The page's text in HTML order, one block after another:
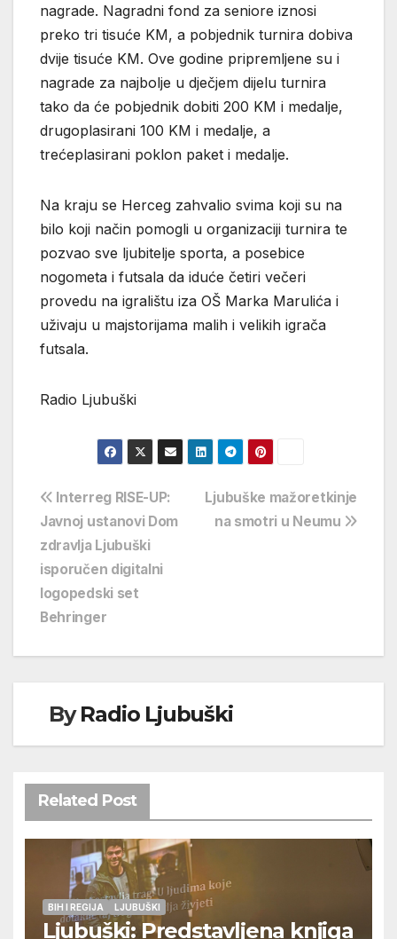
nagrade. Nagradni fond za seniore iznosi
preko tri tisuće KM, a pobjednik turnira dobiva
dvije tisuće KM. Ove godine pripremljene su i
nagrade za najbolje u dječjem dijelu turnira
tako da će pobjednik dobiti 200 KM i medalje,
drugoplasirani 100 KM i medalje, a
trećeplasirani poklon paket i medalje.
Na kraju se Herceg zahvalio svima koji su na
bilo koji način pomogli u organizaciji turnira te
pozvao sve ljubitelje sporta, a posebice
nogometa i futsala da iduće četiri večeri
provedu na igralištu iza OŠ Marka Marulića i
uživaju u majstorijama malih i velikih igrača
futsala.
Radio Ljubuški
Navigacija
objava
Ljubuške mažoretkinje
na smotri u Neumu
Interreg RISE-UP:
Javnoj ustanovi Dom
zdravlja Ljubuški
isporučen digitalni
logopedski set
Behringer
ByRadio Ljubuški
Related Post
BIH I REGIJA LJUBUŠKI
Ljubuški: Predstavljena knjiga